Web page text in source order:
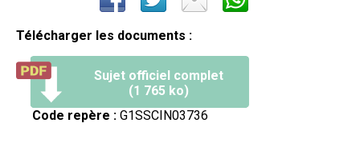
Télécharger les documents :
Sujet officiel complet
(1 765 ko)
Code repère : G1SSCIN03736